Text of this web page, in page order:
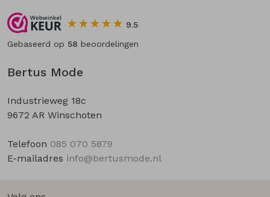
Bertus Mode
Industrieweg 18c
9672 AR Winschoten
Telefoon 085 070 5879
E-mailadres info@bertusmode.nl
9.5
Gebaseerd op 58 beoordelingen